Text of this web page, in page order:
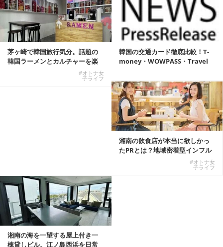
茅ヶ崎で韓国旅行気分。話題の
韓国ラーメンとカルチャーを楽
#オトナ女
子ライフ
韓国の交通カード徹底比較！T-
money・WOWPASS・Travel
湘南の飲食店が本当に欲しかっ
たPRとは？地域密着型インフル
#オトナ女
子ライフ
湘南の海を一望する屋上付き一
棟貸しビル。江ノ島西浜を日常